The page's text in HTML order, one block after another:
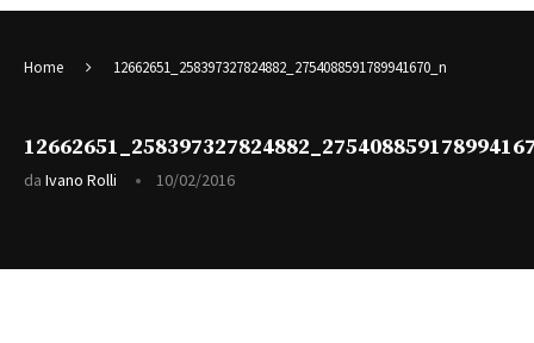
Home 12662651_258397327824882_2754088591789941670_n
da Ivano Rolli 10/02/2016